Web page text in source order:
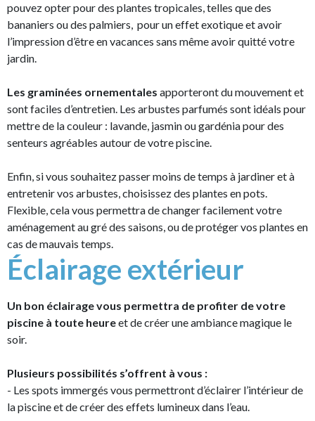
pouvez opter pour des plantes tropicales, telles que des
bananiers ou des palmiers, pour un effet exotique et avoir
l’impression d’être en vacances sans même avoir quitté votre
jardin.
Les graminées ornementales apporteront du mouvement et
sont faciles d’entretien. Les arbustes parfumés sont idéals pour
mettre de la couleur : lavande, jasmin ou gardénia pour des
senteurs agréables autour de votre piscine.
Enfin, si vous souhaitez passer moins de temps à jardiner et à
entretenir vos arbustes, choisissez des plantes en pots.
Flexible, cela vous permettra de changer facilement votre
aménagement au gré des saisons, ou de protéger vos plantes en
cas de mauvais temps.
Éclairage extérieur
Un bon éclairage vous permettra de profiter de votre
piscine à toute heureet de créer une ambiance magique le
soir.
Plusieurs possibilités s’offrent à vous :
- Les spots immergés vous permettront d’éclairer l’intérieur de
la piscine et de créer des effets lumineux dans l’eau.